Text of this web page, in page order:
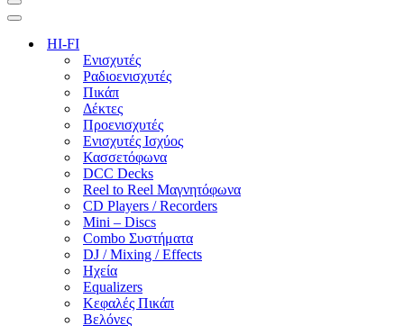
Μενού
πλοήγησης
Μενού
πλοήγησης
HI-FI
Ενισχυτές
Ραδιοενισχυτές
Πικάπ
Δέκτες
Προενισχυτές
Ενισχυτές Ισχύος
Κασσετόφωνα
DCC Decks
Reel to Reel Μαγνητόφωνα
CD Players / Recorders
Mini – Discs
Combo Συστήματα
DJ / Mixing / Effects
Ηχεία
Equalizers
Κεφαλές Πικάπ
Βελόνες